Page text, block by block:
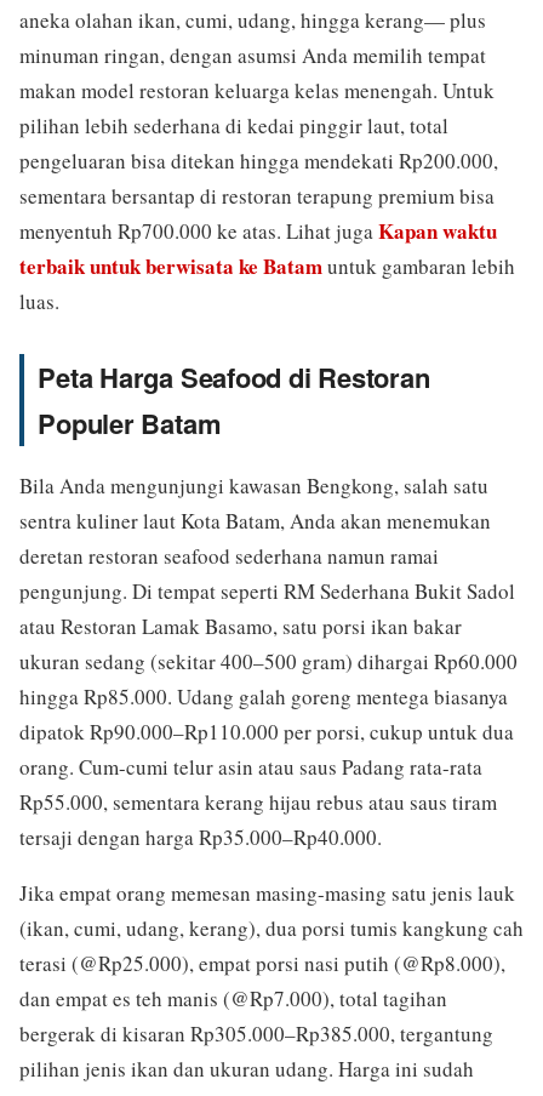
aneka olahan ikan, cumi, udang, hingga kerang— plus
minuman ringan, dengan asumsi Anda memilih tempat
makan model restoran keluarga kelas menengah. Untuk
pilihan lebih sederhana di kedai pinggir laut, total
pengeluaran bisa ditekan hingga mendekati Rp200.000,
sementara bersantap di restoran terapung premium bisa
menyentuh Rp700.000 ke atas. Lihat jugaKapan waktu
terbaik untuk berwisata ke Batamuntuk gambaran lebih
luas.
Peta Harga Seafood di Restoran
Populer Batam
Bila Anda mengunjungi kawasan Bengkong, salah satu
sentra kuliner laut Kota Batam, Anda akan menemukan
deretan restoran seafood sederhana namun ramai
pengunjung. Di tempat seperti RM Sederhana Bukit Sadol
atau Restoran Lamak Basamo, satu porsi ikan bakar
ukuran sedang (sekitar 400–500 gram) dihargai Rp60.000
hingga Rp85.000. Udang galah goreng mentega biasanya
dipatok Rp90.000–Rp110.000 per porsi, cukup untuk dua
orang. Cum-cumi telur asin atau saus Padang rata-rata
Rp55.000, sementara kerang hijau rebus atau saus tiram
tersaji dengan harga Rp35.000–Rp40.000.
Jika empat orang memesan masing-masing satu jenis lauk
(ikan, cumi, udang, kerang), dua porsi tumis kangkung cah
terasi (@Rp25.000), empat porsi nasi putih (@Rp8.000),
dan empat es teh manis (@Rp7.000), total tagihan
bergerak di kisaran Rp305.000–Rp385.000, tergantung
pilihan jenis ikan dan ukuran udang. Harga ini sudah